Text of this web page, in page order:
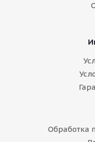
Обработка